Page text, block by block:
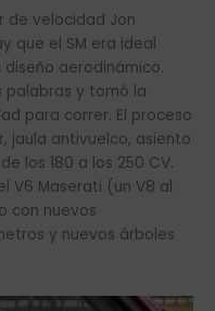
de velocidad Jon
que el SM era ideal
aerodinámico.
palabras y tomó la
para correr. El proceso
jaula antivuelco, asiento
los 180 a los 250 CV.
V6 Maserati (un V8 al
con nuevos
y nuevos árboles